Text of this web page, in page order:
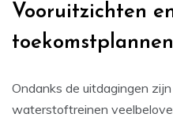
Vooruitzichten
toekomstplannen
Ondanks de uitdagingen
waterstoftreinen